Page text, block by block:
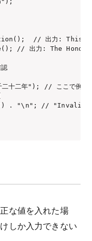
// 出力: This
// 出力: The
二年"); // ここで例外
. "\n"; // "Invalid
な値を入れた場
しか入力できない